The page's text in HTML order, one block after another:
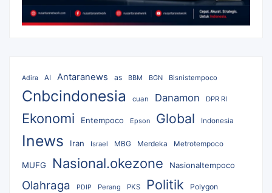
Adira AI Antaranews as BBM BGN Bisnistempoco
Cnbcindonesia cuan Danamon DPR RI
Ekonomi Entempoco Epson Global Indonesia
Inews Iran Israel MBG Merdeka Metrotempoco
MUFG Nasional.okezone Nasionaltempoco
Olahraga PDIP Perang PKS Politik Polygon